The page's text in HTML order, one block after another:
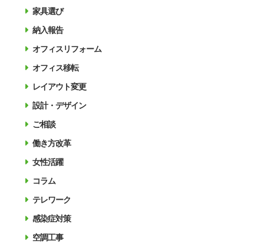
家具選び
納入報告
オフィスリフォーム
オフィス移転
レイアウト変更
設計・デザイン
ご相談
働き方改革
女性活躍
コラム
テレワーク
感染症対策
空調工事